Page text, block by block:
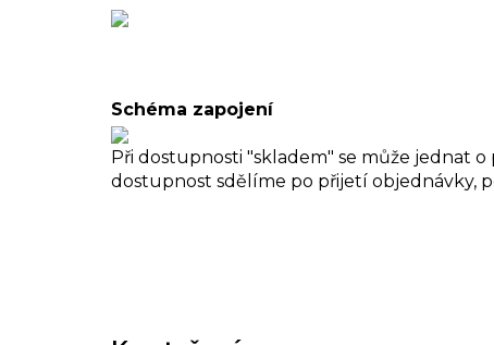
Schéma zapojení
Při dostupnosti "skladem" se může jednat
dostupnost sdělíme po přijetí objednávky,